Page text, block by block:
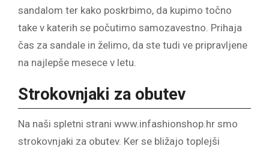
sandalom ter kako poskrbimo, da kupimo točno
take v katerih se počutimo samozavestno. Prihaja
čas za sandale in želimo, da ste tudi ve pripravljene
na najlepše mesece v letu.
Strokovnjaki za obutev
Na naši spletni strani www.infashionshop.hr smo
strokovnjaki za obutev. Ker se bližajo toplejši